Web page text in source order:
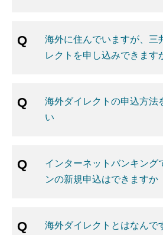
海外に住んでいますが、三
レクトを申し込みできます
海外ダイレクトの申込方法
い
インターネットバンキング
ンの新規申込はできますか
海外ダイレクトとはなんで